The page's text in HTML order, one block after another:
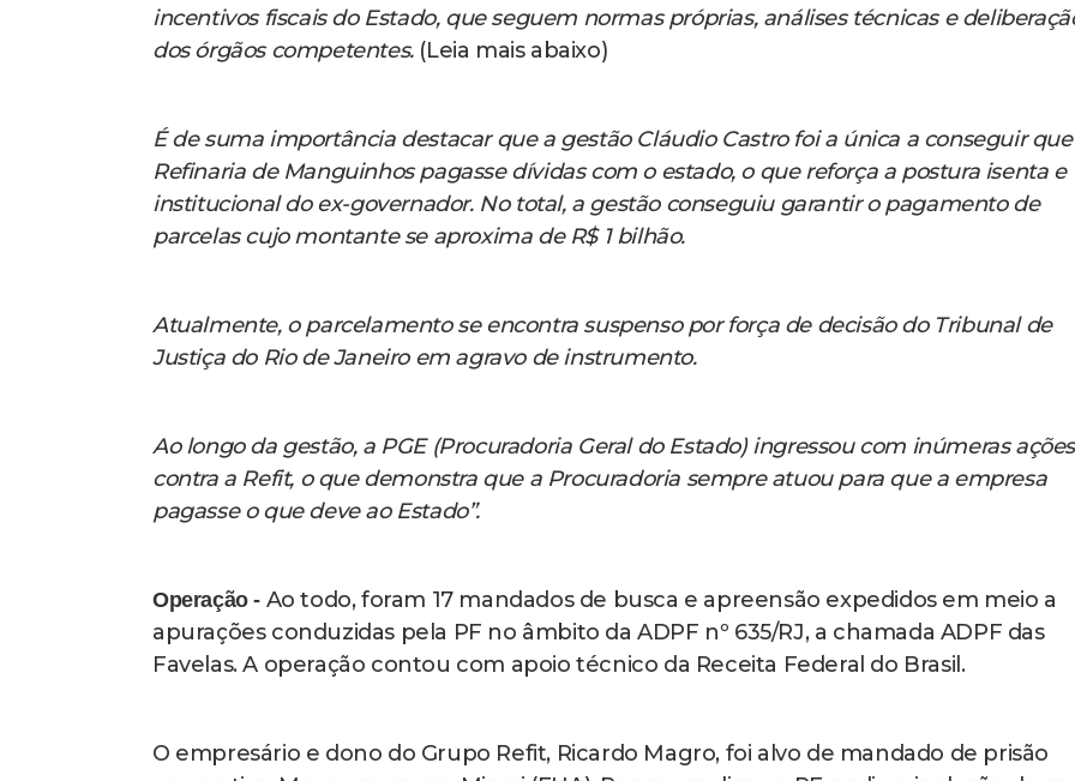
incentivos fiscais do Estado, que seguem normas próprias, análises técnicas e
dos órgãos competentes.(Leia mais abaixo)
É de suma importância destacar que a gestão Cláudio Castro foi a única a conseguir
Refinaria de Manguinhos pagasse dívidas com o estado, o que reforça a postura isenta e
institucional do ex-governador. No total, a gestão conseguiu garantir o pagamento de
parcelas cujo montante se aproxima de R$ 1 bilhão.
Atualmente, o parcelamento se encontra suspenso por força de decisão do Tribunal de
Justiça do Rio de Janeiro em agravo de instrumento.
Ao longo da gestão, a PGE (Procuradoria Geral do Estado) ingressou com inúmeras ações
contra a Refit, o que demonstra que a Procuradoria sempre atuou para que a empresa
pagasse o que deve ao Estado”.
Operação - Ao todo, foram 17 mandados de busca e apreensão expedidos em meio a
apurações conduzidas pela PF no âmbito da ADPF nº 635/RJ, a chamada ADPF das
Favelas. A operação contou com apoio técnico da Receita Federal do Brasil.
O empresário e dono do Grupo Refit, Ricardo Magro, foi alvo de mandado de prisão